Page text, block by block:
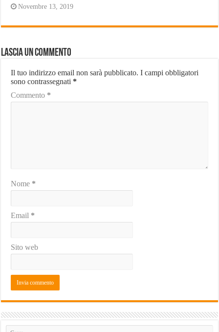
Novembre 13, 2019
Lascia un commento
Il tuo indirizzo email non sarà pubblicato. I campi obbligatori
sono contrassegnati *
Commento *
Nome *
Email *
Sito web